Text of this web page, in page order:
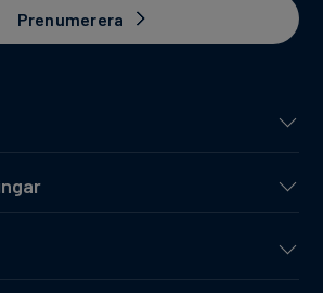
Prenumerera